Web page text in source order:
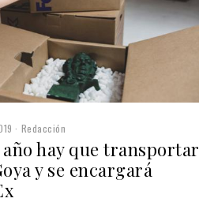
Redacción
año hay que transportar
y se encargará